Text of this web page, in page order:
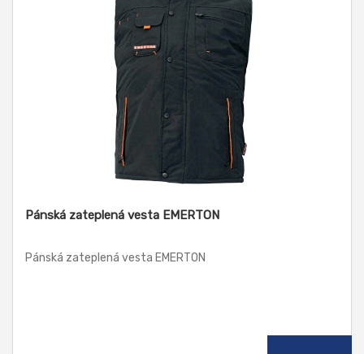
Pánská zateplená vesta EMERTON
Pánská zateplená vesta EMERTON